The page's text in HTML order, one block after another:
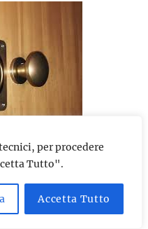
per procedere
Tutto".
Accetta Tutto
effrazione, se la
se ti hanno
hai perse, se vuoi